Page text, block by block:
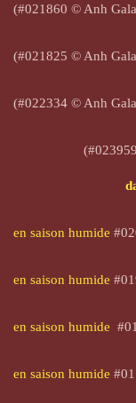
(#021860 © Anh
(#021825 © Anh
(#022334 © Anh
(#023959
en saison humide
en saison humide
en saison humide #
en saison humide